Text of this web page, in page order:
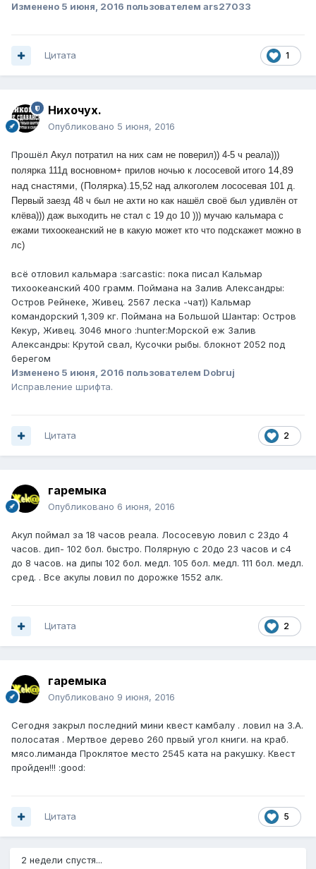
Изменено 5 июня, 2016 пользователем ars27033
1
Цитата
Нихочух.
Опубликовано 5 июня, 2016
Прошёл Акул потратил на них сам не поверил)) 4-5 ч реала)))
полярка 111д восновном+ прилов ночью к лососевой итого 14,89
над снастями, (Полярка).15,52 над алкоголем лососевая 101 д.
Первый заезд 48 ч был не ахти но как нашёл своё был удивлён от
клёва))) даж выходить не стал с 19 до 10 ))) мучаю кальмара с
ежами тихоокеанский не в какую может кто что подскажет можно в
лс)
всё отловил кальмара :sarcastic: пока писал Кальмар
тихоокеанский 400 грамм. Поймана на Залив Александры:
Остров Рейнеке, Живец. 2567 леска -чат)) Кальмар
командорский 1,309 кг. Поймана на Большой Шантар: Остров
Кекур, Живец. 3046 много :hunter:Морской еж Залив
Александры: Крутой свал, Кусочки рыбы. блокнот 2052 под
берегом
Изменено 5 июня, 2016 пользователем Dobruj
Исправление шрифта.
2
Цитата
гаремыка
Опубликовано 6 июня, 2016
Акул поймал за 18 часов реала. Лососевую ловил с 23до 4
часов. дип- 102 бол. быстро. Полярную с 20до 23 часов и с4
до 8 часов. на дипы 102 бол. медл. 105 бол. медл. 111 бол. медл.
сред. . Все акулы ловил по дорожке 1552 алк.
2
Цитата
гаремыка
Опубликовано 9 июня, 2016
Сегодня закрыл последний мини квест камбалу . ловил на З.А.
полосатая . Мертвое дерево 260 првый угол книги. на краб.
мясо.лиманда Проклятое место 2545 ката на ракушку. Квест
пройден!!! :good:
5
Цитата
2 недели спустя...